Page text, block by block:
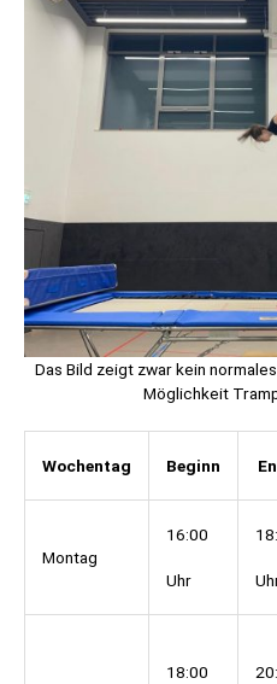
Das Bild zeigt zwar kein
Möglichkeit
Wochentag Beginn
Montag
16:00
Uhr
18:00